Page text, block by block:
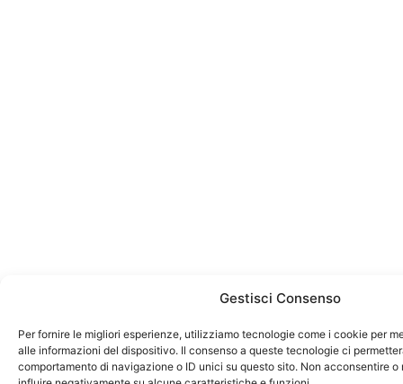
Gestisci Consenso
Per fornire le migliori esperienze, utilizziamo tecnologie come i cookie per
alle informazioni del dispositivo. Il consenso a queste tecnologie ci
comportamento di navigazione o ID unici su questo sito. Non acconsentire o